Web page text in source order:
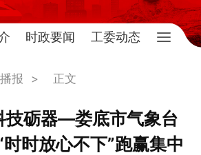
时政要闻 工委动态
报 > 正文
技砺器—娄底市气象台
时放心不下”跑赢集中